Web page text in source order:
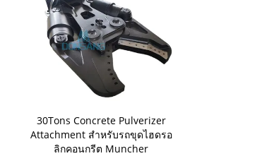
30Tons Concrete Pulverizer
Attachment สำหรับรถขุดไฮดรอ
ลิกคอนกรีต Muncher